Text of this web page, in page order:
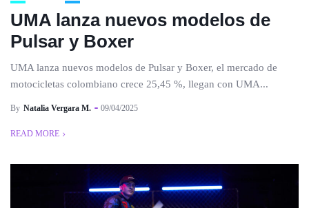
UMA lanza nuevos modelos de
Pulsar y Boxer
UMA lanza nuevos modelos de Pulsar y Boxer, el mercado de
motocicletas colombiano crece 25,45 %, llegan con UMA...
By Natalia Vergara M. 09/04/2025
READ MORE